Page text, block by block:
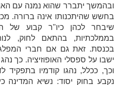
ובהמשך יתברר שהוא נמנה עם
בחשש שהיתכנותו אינה ברורה.
שיבחר לכהן כיו"ר קבוע של
בממלכתיות, בהתאם לחוק,
בכנסת. זאת גם אם חברי
וכך, ככלל, נהגו קודמיו בתפקיד
נקבע בחוק יסוד: נשיא המדינה